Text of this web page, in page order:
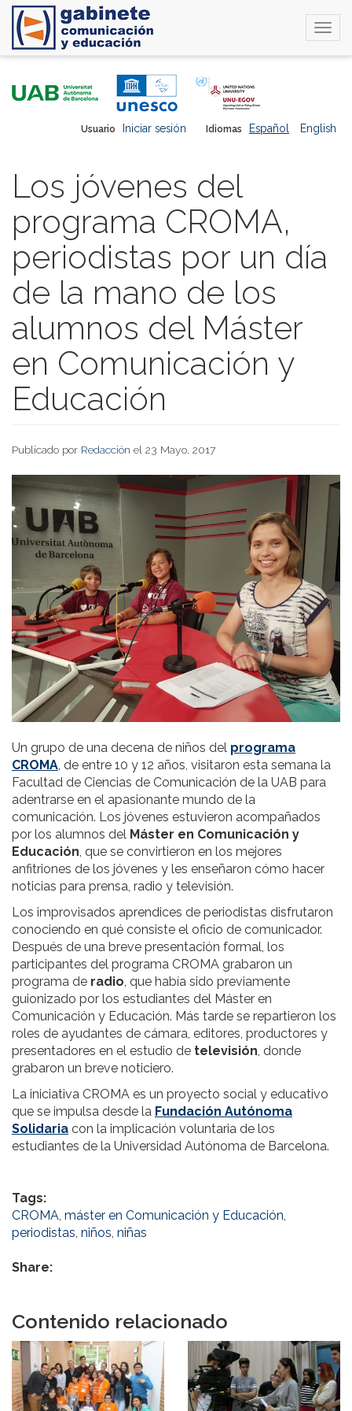
Idiomas Español English
Usuario Iniciar sesión
Los jóvenes del
programa CROMA,
periodistas por un día
de la mano de los
alumnos del Máster
en Comunicación y
Educación
Publicado por Redacción el 23 Mayo, 2017
Un grupo de una decena de niños del programa
CROMA , de entre 10 y 12 años, visitaron esta semana la
Facultad de Ciencias de Comunicación de la UAB para
adentrarse en el apasionante mundo de la
comunicación. Los jóvenes estuvieron acompañados
por los alumnos del Máster en Comunicación y
Educación , que se convirtieron en los mejores
anfitriones de los jóvenes y les enseñaron cómo hacer
noticias para prensa, radio y televisión.
Los improvisados aprendices de periodistas disfrutaron
conociendo en qué consiste el oficio de comunicador.
Después de una breve presentación formal, los
participantes del programa CROMA grabaron un
programa de radio , que había sido previamente
guionizado por los estudiantes del Máster en
Comunicación y Educación. Más tarde se repartieron los
roles de ayudantes de cámara, editores, productores y
presentadores en el estudio de televisión , donde
grabaron un breve noticiero.
La iniciativa CROMA es un proyecto social y educativo
que se impulsa desde la Fundación Autónoma
Solidaria con la implicación voluntaria de los
estudiantes de la Universidad Autónoma de Barcelona.
Tags:
CROMA máster en Comunicación y Educación
periodistas niños niñas
Share:
Contenido relacionado